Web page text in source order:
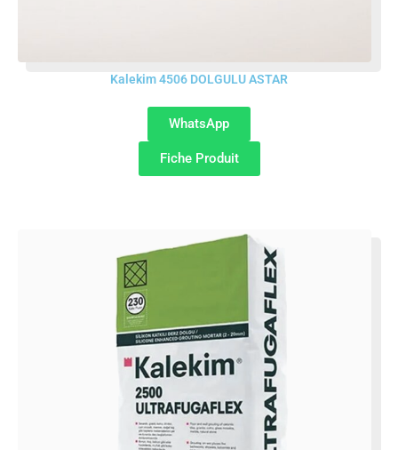
Kalekim 4506 DOLGULU ASTAR
WhatsApp
Fiche Produit